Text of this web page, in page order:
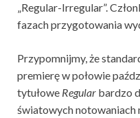
„Regular-Irregular”.
fazach przygotowania
Przypomnijmy, że
premierę w połowie
tytułowe Regular bardzo
światowych notowaniach